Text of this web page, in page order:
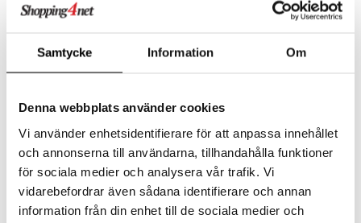
Samtycke Information Om
Denna webbplats använder cookies
Vi använder enhetsidentifierare för att anpassa innehållet
och annonserna till användarna, tillhandahålla funktioner
för sociala medier och analysera vår trafik. Vi
vidarebefordrar även sådana identifierare och annan
information från din enhet till de sociala medier och
Luo uusi asiakas
Hyviä tarjouksia
Kestotilaus
Arvostele tuotteita
Toivelistat
LUO ASIAKAS